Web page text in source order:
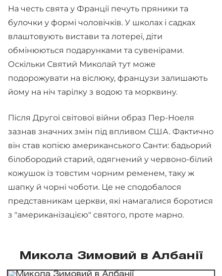
На честь свята у Франції печуть пряники та
булочки у формі чоловічків. У школах і садках
влаштовують вистави та лотереї, діти
обмінюються подарунками та сувенірами.
Оскільки Святий Миколай тут може
подорожувати на віслюку, французи залишають
йому на ніч тарілку з водою та морквину.
Після Другої світової війни образ Пер-Ноеля
зазнав значних змін під впливом США. Фактично
він став копією американського Санти: бадьорий
білобородий старий, одягнений у червоно-білий
кожушок із товстим чорним ременем, таку ж
шапку й чорні чоботи. Це не сподобалося
представникам церкви, які намагалися боротися
з "американізацією" святого, проте марно.
Микола Зимовий в Албанії